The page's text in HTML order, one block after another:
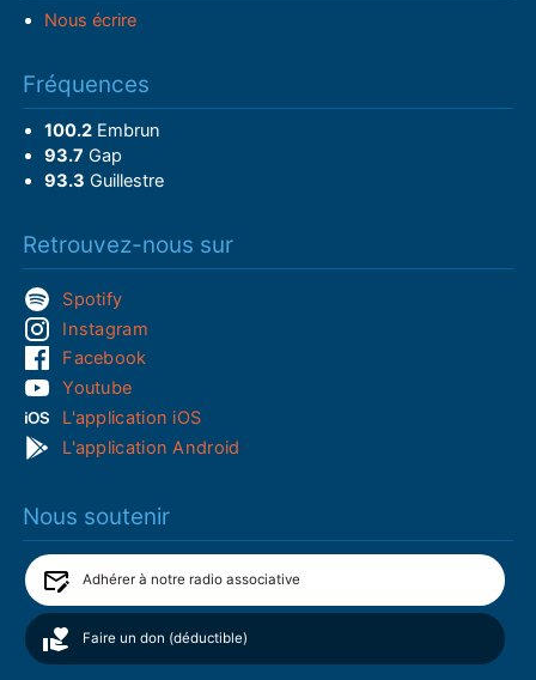
Nous écrire
Fréquences
100.2Embrun
93.7 Gap
93.3 Guillestre
Retrouvez-nous sur
Spotify
Instagram
Facebook
Youtube
L'application iOS
L'application Android
Nous soutenir
Adhérer à notre radio associative
Faire un don (déductible)